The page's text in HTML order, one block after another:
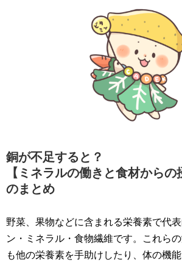
銅が不足すると？
【ミネラルの働きと食材からの
のまとめ
野菜、果物などに含まれる栄養素で代
ン・ミネラル・食物繊維です。これら
も他の栄養素を手助けしたり、体の機